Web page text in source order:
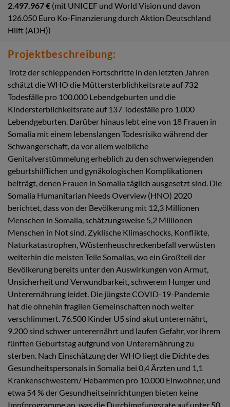
2.497.967 € (mit UNICEF und World Vision und davon
126.050 Euro Ko-Finanzierung durch Aktion Deutschland
Hilft (ADH))
Projektbeschreibung:
Trotz der schleppenden Fortschritte in den letzten Jahren
schätzt die WHO die Müttersterblichkeitsrate auf 732
Todesfälle pro 100.000 Lebendgeburten und die
Kindersterblichkeitsrate auf 137 Todesfälle pro 1.000
Lebendgeburten. Darüber hinaus lebt eine von 18 Frauen in
Somalia mit einem lebenslangen Todesrisiko während der
Schwangerschaft, da vor allem weibliche
Genitalverstümmelung erheblich zu den schwerwiegenden
geburtshilflichen und gynäkologischen Komplikationen
beiträgt, denen Frauen in Somalia täglich ausgesetzt sind. Die
Somalia Humanitarian Needs Overview (HNO) 2020
berichtet, dass von der Bevölkerung mit 12,3 Millionen
Menschen in Somalia, schätzungsweise 5,2 Millionen
Menschen in Not sind. Zyklische Klimaschocks, Konflikte,
Naturkatastrophen, Wüstenheuschreckenbefall verwüsten
weiterhin die meisten Teile Somalias, wo ein Großteil der
Bevölkerung bereits unter den Auswirkungen von Armut,
Unsicherheit und Verwundbarkeit, schwerem Hunger und
Unterernährung leidet. Die jüngste COVID-19-Pandemie
hat die ohnehin fragilen Gemeinschaften noch weiter
verschlimmert. 76.500 Kinder U5 sind akut unterernährt,
9.200 sind schwer unterernährt und laufen Gefahr, vor ihrem
fünften Geburtstag aufgrund von Unterernährung zu
sterben. Nach Einschätzung der WHO liegt die Dichte des
Gesundheitspersonals in Somalia bei 0,4 Ärzten und 1,1
Krankenschwestern/ Hebammen pro 10.000 Einwohner, und
etwa 54 % der Gesundheitseinrichtungen bieten keine
Impfprogramme an, was die Durchimpfungsrate auf unter 50